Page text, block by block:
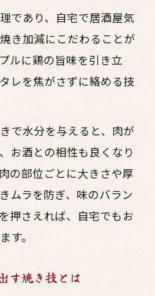
マスター術
で焼き鳥の味を格上げ
を家庭で簡単に実践す
理の串打ちステップ
とコツで失敗知らずに
打ちの工夫が重要な理
プロのコツ
き鳥プロ技で失敗ゼロ
料理でお酒が進む工
であり、自宅で居酒屋気
き加減にこだわることが
ルに鶏の旨味を引き立
レを焦がさずに絡める技
で水分を与えると、肉が
お酒との相性も良くなり
の部位ごとに大きさや厚
ムラを防ぎ、味のバラン
押さえれば、自宅でもお
す。
す焼き技とは